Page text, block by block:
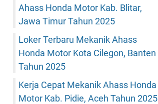
Ahass Honda Motor Kab. Blitar,
Jawa Timur Tahun 2025
Loker Terbaru Mekanik Ahass
Honda Motor Kota Cilegon, Banten
Tahun 2025
Kerja Cepat Mekanik Ahass Honda
Motor Kab. Pidie, Aceh Tahun 2025